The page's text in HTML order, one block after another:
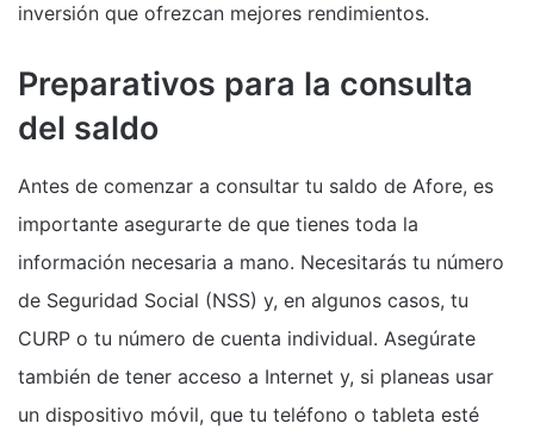
inversión que ofrezcan mejores rendimientos.
Preparativos para la consulta
del saldo
Antes de comenzar a consultar tu saldo de Afore, es
importante asegurarte de que tienes toda la
información necesaria a mano. Necesitarás tu número
de Seguridad Social (NSS) y, en algunos casos, tu
CURP o tu número de cuenta individual. Asegúrate
también de tener acceso a Internet y, si planeas usar
un dispositivo móvil, que tu teléfono o tableta esté